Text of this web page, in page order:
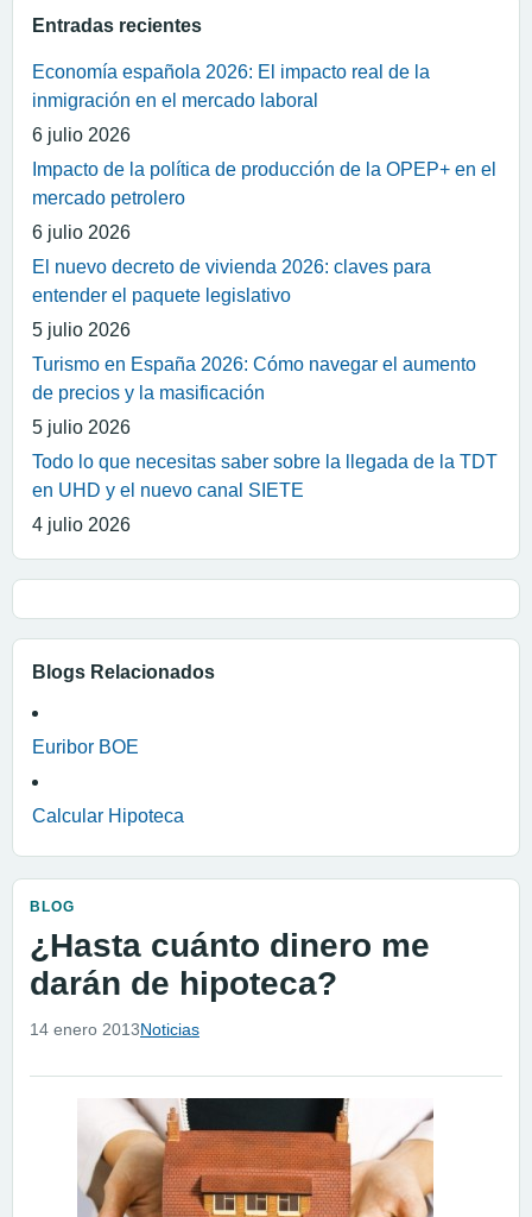
Entradas recientes
Economía española 2026: El impacto real de la
inmigración en el mercado laboral
6 julio 2026
Impacto de la política de producción de la OPEP+ en el
mercado petrolero
6 julio 2026
El nuevo decreto de vivienda 2026: claves para
entender el paquete legislativo
5 julio 2026
Turismo en España 2026: Cómo navegar el aumento
de precios y la masificación
5 julio 2026
Todo lo que necesitas saber sobre la llegada de la TDT
en UHD y el nuevo canal SIETE
4 julio 2026
Blogs Relacionados
Euribor BOE
Calcular Hipoteca
BLOG
¿Hasta cuánto dinero me
darán de hipoteca?
14 enero 2013Noticias